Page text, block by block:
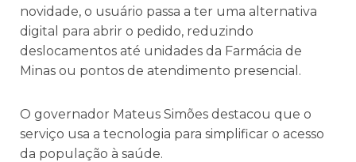
novidade, o usuário passa a ter uma alternativa
digital para abrir o pedido, reduzindo
deslocamentos até unidades da Farmácia de
Minas ou pontos de atendimento presencial.
O governador Mateus Simões destacou que o
serviço usa a tecnologia para simplificar o acesso
da população à saúde.